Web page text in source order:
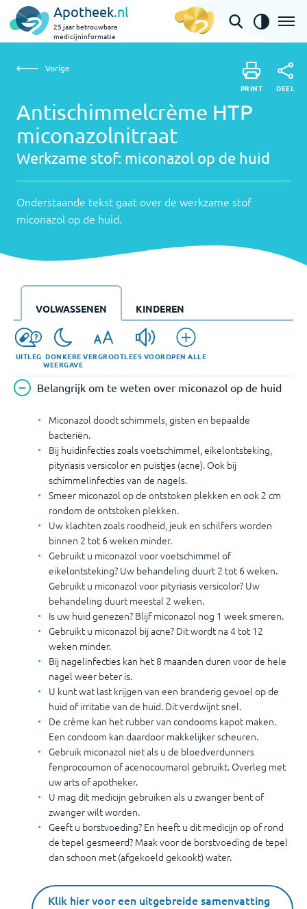
Apotheek.nl
25 jaar betrouwbare
medicijninformatie
Antischimmelcrème HTP miconazolnitraat | miconazol
Werkzame
stof:
miconazol
op
Onderstaande
over
stof
huid.
Vorige
Antischimmelcrème HTP
miconazolnitraat
Werkzame stof: miconazol op de huid
Onderstaande tekst gaat over de werkzame stof
miconazol op de huid.
PRINT DEEL
UITLEG DONKERE
WEERGAVE
VERGROOTLEES VOOROPEN ALLE
VOLWASSENEN KINDEREN
Belangrijk om te weten over miconazol op de huid
Miconazol doodt schimmels, gisten en bepaalde
bacteriën.
Bij huidinfecties zoals voetschimmel, eikelontsteking,
pityriasis versicolor en puistjes (acne). Ook bij
schimmelinfecties van de nagels.
Smeer miconazol op de ontstoken plekken en ook 2 cm
rondom de ontstoken plekken.
Uw klachten zoals roodheid, jeuk en schilfers worden
binnen 2 tot 6 weken minder.
Gebruikt u miconazol voor voetschimmel of
eikelontsteking? Uw behandeling duurt 2 tot 6 weken.
Gebruikt u miconazol voor pityriasis versicolor? Uw
behandeling duurt meestal 2 weken.
Is uw huid genezen? Blijf miconazol nog 1 week smeren.
Gebruikt u miconazol bij acne? Dit wordt na 4 tot 12
weken minder.
Bij nagelinfecties kan het 8 maanden duren voor de hele
nagel weer beter is.
U kunt wat last krijgen van een branderig gevoel op de
huid of irritatie van de huid. Dit verdwijnt snel.
De crème kan het rubber van condooms kapot maken.
Een condoom kan daardoor makkelijker scheuren.
Gebruik miconazol niet als u de bloedverdunners
fenprocoumon of acenocoumarol gebruikt. Overleg met
uw arts of apotheker.
U mag dit medicijn gebruiken als u zwanger bent of
zwanger wilt worden.
Geeft u borstvoeding? En heeft u dit medicijn op of rond
de tepel gesmeerd? Maak voor de borstvoeding de tepel
dan schoon met (afgekoeld gekookt) water.
Klik hier voor een uitgebreide samenvatting